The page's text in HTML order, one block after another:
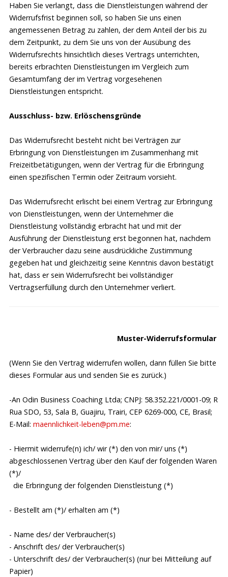
(6)Die Abwicklung der Buchung und Übermittlung aller im
Zusammenhang mit dem Vertragsschluss erforderlichen
Informationen erfolgt per E-Mail zum Teil automatisiert. Sie
haben deshalb sicherzustellen, dass die von Ihnen bei uns
hinterlegte E-Mail-Adresse zutreffend ist, der Empfang der E-
Mails technisch sichergestellt und insbesondere nicht durch
SPAM-Filter verhindert wird.
Ort wird auch ein Platz für Übernachtung und Vollpension im
Übernachtung sind von den Teilnehmern rechtzeitig direkt
beim jeweiligen Hotel selbst zu buchen. Wir weisen darauf hin,
dass das jeweilige Hotel die Kosten für Vollpension und
Übernachtung in der gewählten Zimmerkategorie bei
Rechnung stellt.
3 Leistungserbringung bei Trainings
(1)Die Durchführung der Trainings in der in den
jeweiligen Angeboten beschriebenen Form erfolgt zu
den vereinbarten Terminen. Ein Training umfasst
Webinar(e), Online-Coaching, Gruppenbetreuung online
sowie ein oder mehrere Teilnehmer-Treffen in einem
bzw. Teilnahmebedingungen bzw. Anforderungen an den
jeweiligen Angebot und werden Ihnen zusätzlich im
Online-Buchungsvorgang angezeigt.
(3)Soweit die Durchführung der Trainings von der
Teilnehmerzahl abhängig ist, ergibt sich die Mindest-
Teilnehmerzahl aus dem jeweiligen Angebot.
informieren wir Sie spätestens 7 Tage vor Beginn des 1.
Termins in Textform (z.B. per E-Mail) über das
Nichtstattfinden des gebuchten Trainings.
Gegebenenfalls bereits erbrachte Leistungen werden in
aufgrund kurzfristigen Ausfalls der Leitung wegen
Krankheit oder aus sonstigem wichtigen Grund werden
die bereits erbrachten Leistungen unverzüglich
zurückerstattet.
Haben Sie verlangt, dass die Dienstleistungen während der
Widerrufsfrist beginnen soll, so haben Sie uns einen
angemessenen Betrag zu zahlen, der dem Anteil der bis zu
dem Zeitpunkt, zu dem Sie uns von der Ausübung des
Widerrufsrechts hinsichtlich dieses Vertrags unterrichten,
bereits erbrachten Dienstleistungen im Vergleich zum
Gesamtumfang der im Vertrag vorgesehenen
Dienstleistungen entspricht.
Ausschluss- bzw. Erlöschensgründe
Das Widerrufsrecht besteht nicht bei Verträgen zur
Erbringung von Dienstleistungen im Zusammenhang mit
Freizeitbetätigungen, wenn der Vertrag für die Erbringung
einen spezifischen Termin oder Zeitraum vorsieht.
Das Widerrufsrecht erlischt bei einem Vertrag zur Erbringung
von Dienstleistungen, wenn der Unternehmer die
Dienstleistung vollständig erbracht hat und mit der
Ausführung der Dienstleistung erst begonnen hat, nachdem
der Verbraucher dazu seine ausdrückliche Zustimmung
gegeben hat und gleichzeitig seine Kenntnis davon bestätigt
hat, dass er sein Widerrufsrecht bei vollständiger
Vertragserfüllung durch den Unternehmer verliert.
Muster-Widerrufsformular
(Wenn Sie den Vertrag widerrufen wollen, dann füllen Sie bitte
dieses Formular aus und senden Sie es zurück.)
-An Odin Business Coaching Ltda; CNPJ: 58.352.221/0001-09; R
Rua SDO, 53, Sala B, Guajiru, Trairi, CEP 6269-000, CE, Brasil;
E-Mail: maennlichkeit-leben@pm.me:
- Hiermit widerrufe(n) ich/ wir (*) den von mir/ uns (*)
abgeschlossenen Vertrag über den Kauf der folgenden Waren
(*)/
die Erbringung der folgenden Dienstleistung (*)
- Bestellt am (*)/ erhalten am (*)
- Name des/ der Verbraucher(s)
- Anschrift des/ der Verbraucher(s)
- Unterschrift des/ der Verbraucher(s) (nur bei Mitteilung auf
Papier)